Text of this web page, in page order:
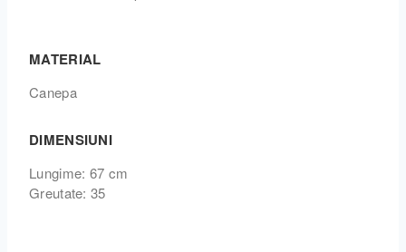
MATERIAL
Canepa
DIMENSIUNI
Lungime: 67 cm
Greutate: 35